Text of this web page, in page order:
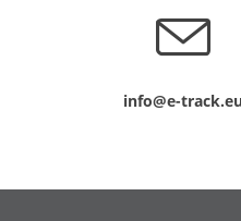
info@e-track.eu